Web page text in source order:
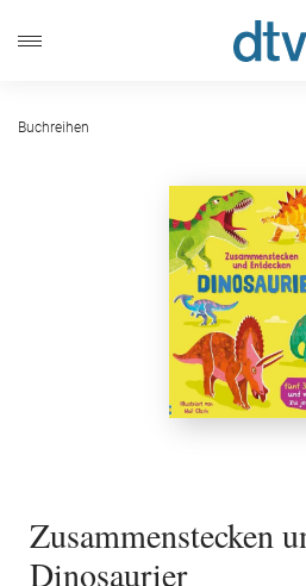
Buchreihen
Zusammenstecken
Dinosaurier